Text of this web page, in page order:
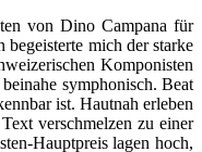
von Dino Campana für
mich der starke
Komponisten
symphonisch. Beat
ist. Hautnah erleben
verschmelzen zu einer
Hauptpreis lagen hoch,